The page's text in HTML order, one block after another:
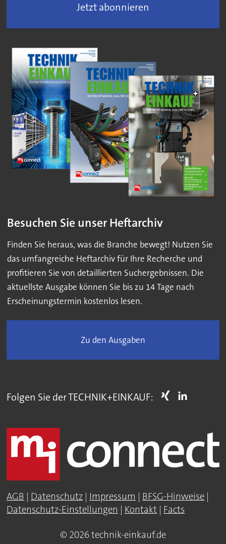
Jetzt abonnieren
Besuchen Sie unser Heftarchiv
Finden Sie heraus, was die Branche bewegt! Nutzen Sie
das umfangreiche Heftarchiv für Ihre Recherche und
profitieren Sie von detaillierten Suchergebnissen. Die
aktuellste Ausgabe können Sie bis zu 14 Tage nach
Erscheinungstermin kostenlos lesen.
Zu den Ausgaben
Folgen Sie der TECHNIK+EINKAUF:
AGB | Datenschutz | Impressum | BFSG-Hinweise |
Datenschutz-Einstellungen | Kontakt | Facts
© 2026 technik-einkauf.de